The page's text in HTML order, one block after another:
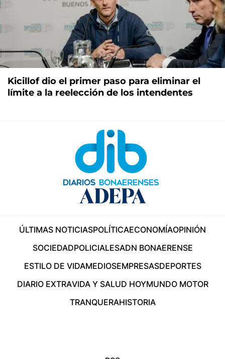
Kicillof dio el primer paso para eliminar el
límite a la reelección de los intendentes
ÚLTIMAS NOTICIASPOLÍTICAECONOMÍAOPINIÓN
SOCIEDADPOLICIALESADN BONAERENSE
ESTILO DE VIDAMEDIOSEMPRESASDEPORTES
DIARIO EXTRAVIDA Y SALUD HOYMUNDO MOTOR
TRANQUERAHISTORIA